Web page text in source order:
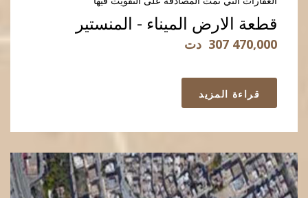
قطعة الارض الميناء - المنستير
307 470,000 دت
قراءة المزيد